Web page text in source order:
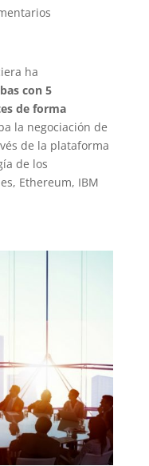
ha
con 5
de forma
la negociación de
de la plataforma
de los
Ethereum, IBM